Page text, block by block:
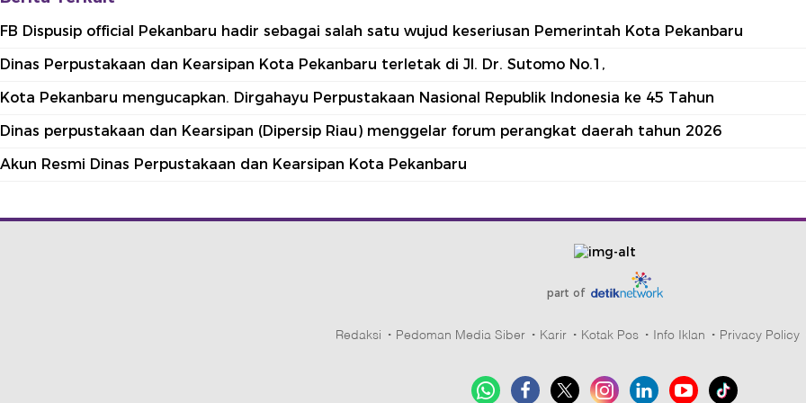
FB Dispusip official Pekanbaru hadir sebagai salah satu wujud keseriusan Pemerintah Kota Pekanbaru
Dinas Perpustakaan dan Kearsipan Kota Pekanbaru terletak di Jl. Dr. Sutomo No.1,
Kota Pekanbaru mengucapkan. Dirgahayu Perpustakaan Nasional Republik Indonesia ke 45 Tahun
Dinas perpustakaan dan Kearsipan (Dipersip Riau) menggelar forum perangkat daerah tahun 2026
Akun Resmi Dinas Perpustakaan dan Kearsipan Kota Pekanbaru
part of
Redaksi Pedoman Media Siber Karir Kotak Pos Info Iklan Privacy Policy